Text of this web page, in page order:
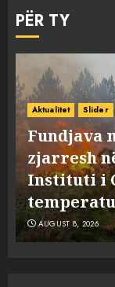
PËR TY
Aktualitet Slider
Fundjava
zjarresh
Instituti i
AUGUST 8, 2026
5
1